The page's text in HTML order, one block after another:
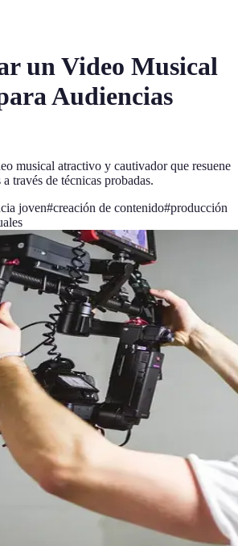
un Video Musical
Audiencias
musical atractivo y cautivador que resuene
través de técnicas probadas.
joven#creación de contenido#producción